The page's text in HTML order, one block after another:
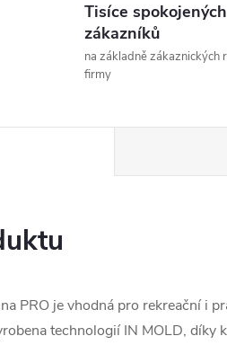
Tisíce spokojených
zákazníků
na základně zákaznických
firmy
PRO je vhodná pro rekreační i
technologií IN MOLD, díky